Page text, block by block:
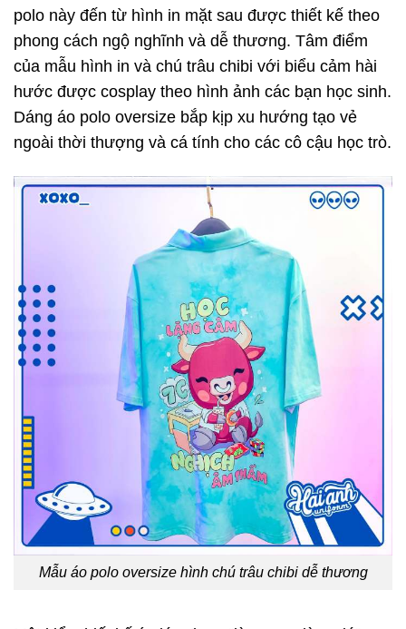
polo này đến từ hình in mặt sau được thiết kế theo
phong cách ngộ nghĩnh và dễ thương. Tâm điểm
của mẫu hình in và chú trâu chibi với biểu cảm hài
hước được cosplay theo hình ảnh các bạn học sinh.
Dáng áo polo oversize bắp kịp xu hướng tạo vẻ
ngoài thời thượng và cá tính cho các cô cậu học trò.
Mẫu áo polo oversize hình chú trâu chibi dễ thương